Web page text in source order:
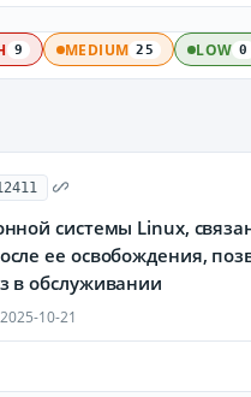
9 MEDIUM 25 LOW 0
системы Linux,
ее освобождения,
в обслуживании
2025-10-21